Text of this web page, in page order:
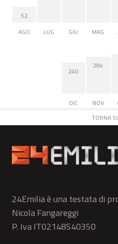
52
AGO
LUG GIU MAG
240
DIC
284
NOV
TORNA
24Emilia è una testata di
Nicola Fangareggi
P. Iva IT02148540350